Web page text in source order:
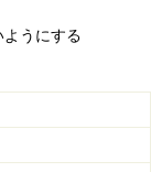
うにする